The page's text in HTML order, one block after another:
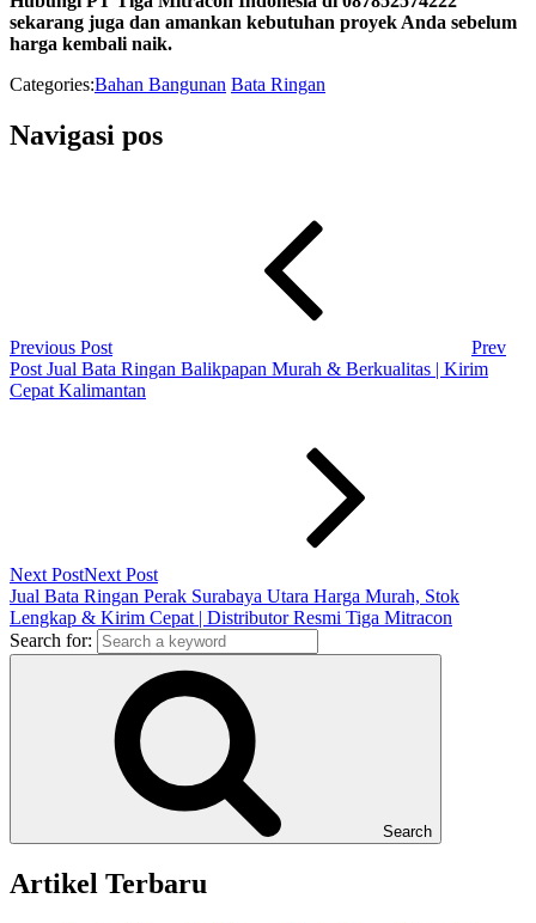
sekarang juga dan amankan kebutuhan proyek Anda sebelum
harga kembali naik.
Categories:Bahan Bangunan Bata Ringan
Navigasi pos
Previous Post
Prev
Post Jual Bata Ringan Balikpapan Murah & Berkualitas | Kirim
Cepat Kalimantan
Next PostNext Post
Jual Bata Ringan Perak Surabaya Utara Harga Murah, Stok
Lengkap & Kirim Cepat | Distributor Resmi Tiga Mitracon
Search for:
Search
Artikel Terbaru